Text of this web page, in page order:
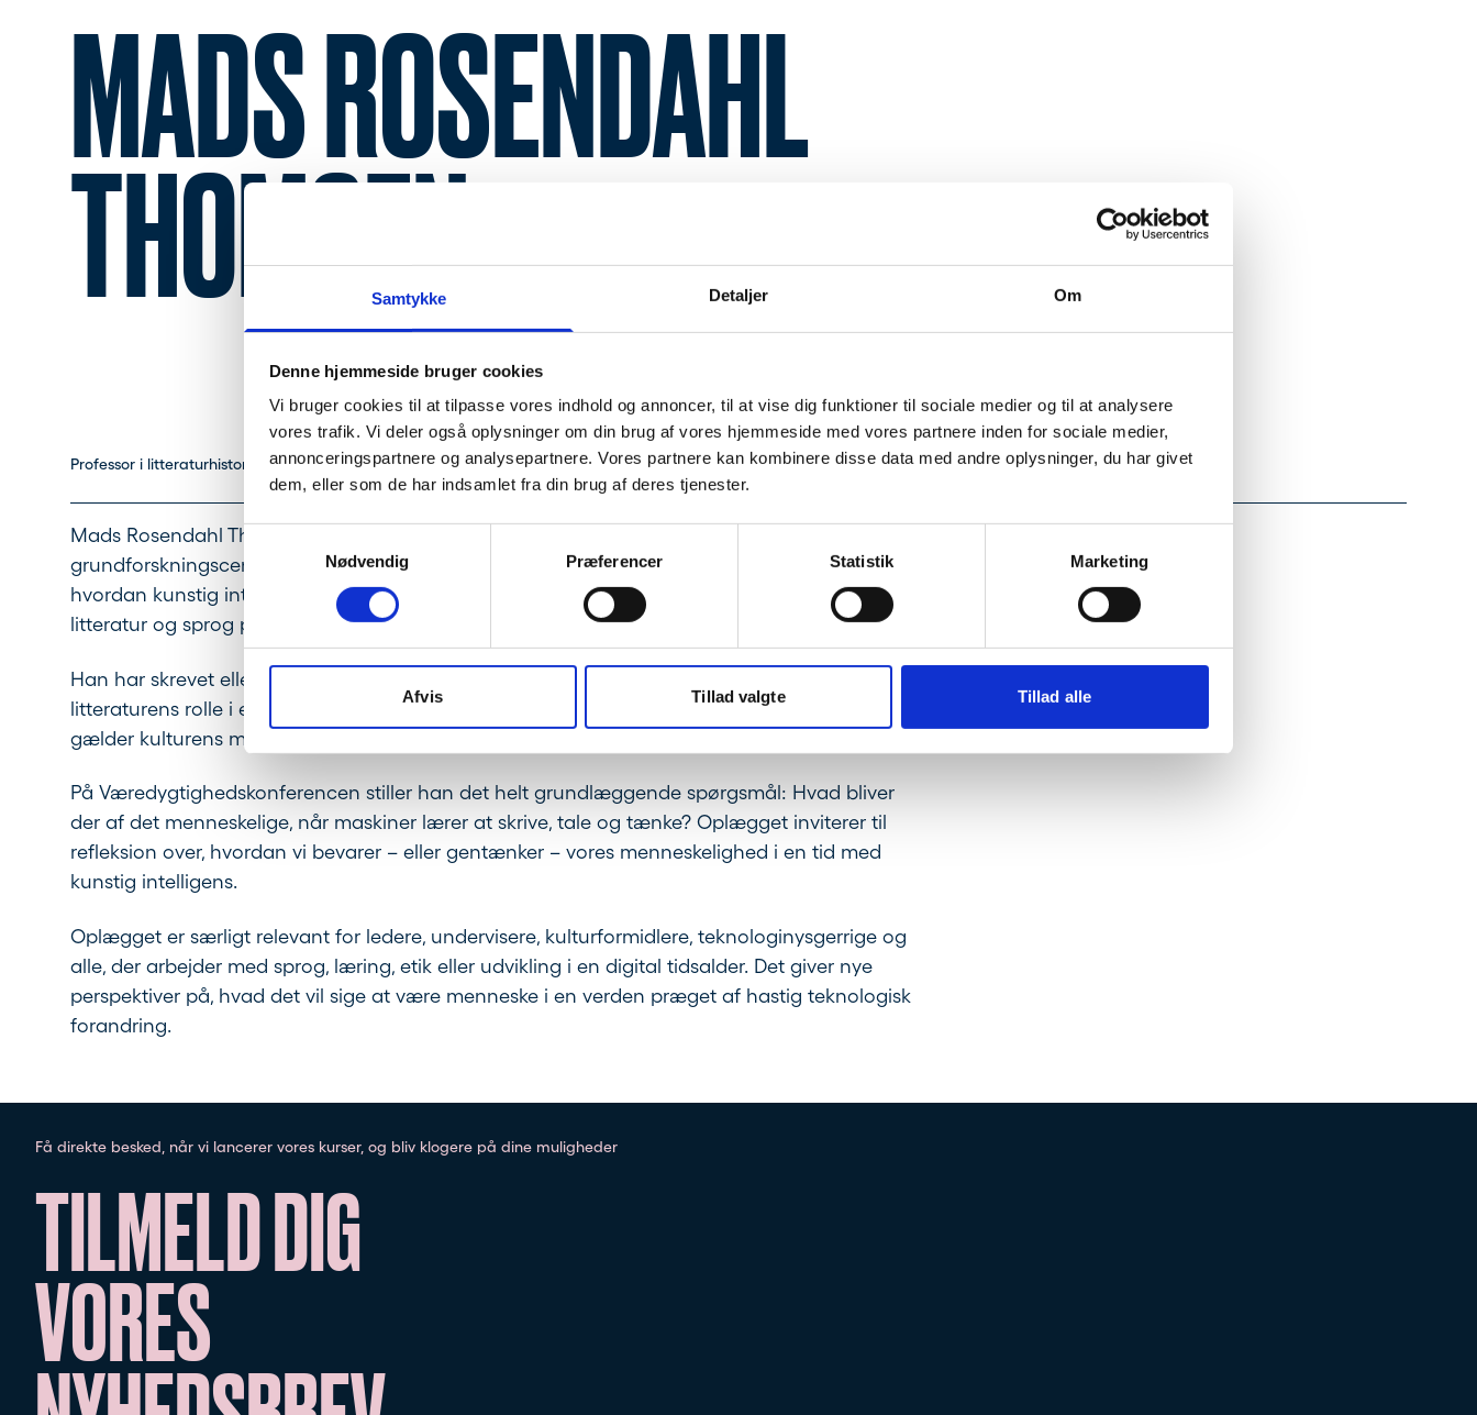
Samtykke Detaljer Om
Denne hjemmeside bruger cookies
Vi bruger cookies til at tilpasse vores indhold og annoncer, til at vise dig funktioner til sociale medier og til at analysere
vores trafik. Vi deler også oplysninger om din brug af vores hjemmeside med vores partnere inden for sociale medier,
annonceringspartnere og analysepartnere. Vores partnere kan kombinere disse data med andre oplysninger, du har givet
dem, eller som de har indsamlet fra din brug af deres tjenester.
Samtykkevalg
Nødvendig
Præferencer Statistik Marketing
Afvis Tillad valgte Tillad alle
MADS ROSENDAHL
THOMSEN
Professor i litteraturhistorie på Aarhus Universitet
Mads Rosendahl Thomsen er professor i litteraturhistorie ved Aarhus Universitet og leder af
grundforskningscentret TEXT: Center for Contemporary Cultures of Text, som undersøger,
hvordan kunstig intelligens påvirker vores tekstkultur og de måder, vi producerer og forstår
litteratur og sprog på.
Han har skrevet eller redigeret over tyve bøger om verdenslitteratur, posthumanisme og
litteraturens rolle i en digitaliseret tid, og er en af Danmarks mest markante stemmer, når det
gælder kulturens møde med ny teknologi.
På Væredygtighedskonferencen stiller han det helt grundlæggende spørgsmål: Hvad bliver
der af det menneskelige, når maskiner lærer at skrive, tale og tænke? Oplægget inviterer til
refleksion over, hvordan vi bevarer – eller gentænker – vores menneskelighed i en tid med
kunstig intelligens.
Oplægget er særligt relevant for ledere, undervisere, kulturformidlere, teknologinysgerrige og
alle, der arbejder med sprog, læring, etik eller udvikling i en digital tidsalder. Det giver nye
perspektiver på, hvad det vil sige at være menneske i en verden præget af hastig teknologisk
forandring.
Få direkte besked, når vi lancerer vores kurser, og bliv klogere på dine muligheder
TILMELD DIG
VORES